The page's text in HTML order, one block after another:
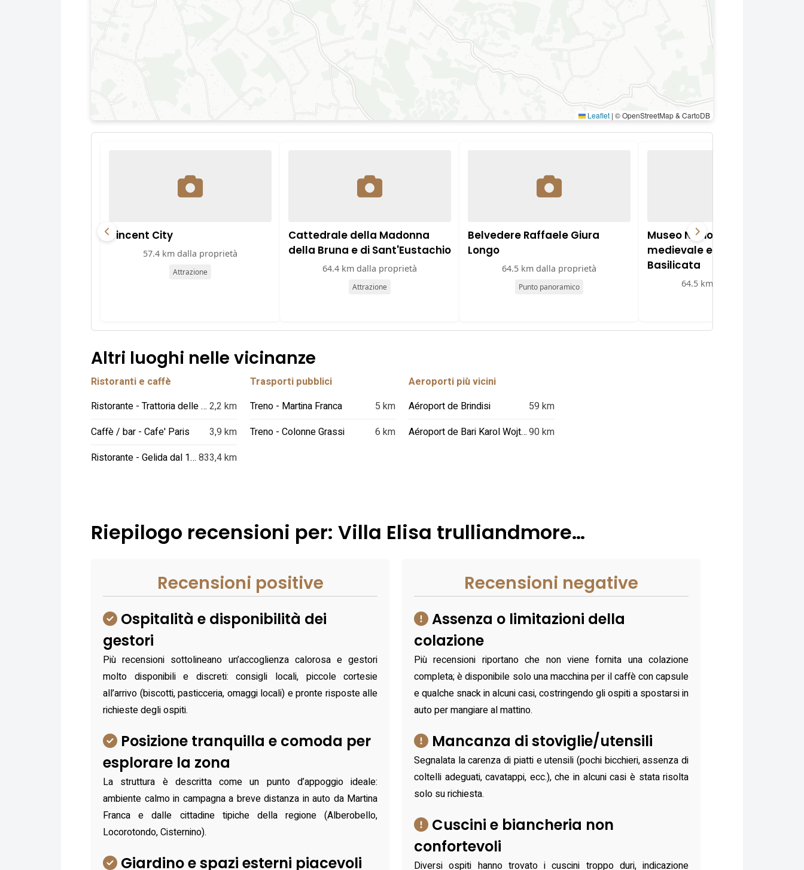
Leaflet | © OpenStreetMap & CartoDB
Vincent City
57.4 km dalla proprietà
Attrazione
Cattedrale della Madonna
della Bruna e di Sant'Eustachio
64.4 km dalla proprietà
Attrazione
Belvedere Raffaele Giura
Longo
64.5 km dalla proprietà
Punto panoramico
Museo Nazionale d'arte
medievale e moderna della
Basilicata
64.5 km dalla proprietà
Altri luoghi nelle vicinanze
Ristoranti e caffè
Ristorante - Trattoria delle Ruote 2,2 km
Caffè / bar - Cafe' Paris
3,9 km
Ristorante - Gelida dal 1983 833,4 km
Trasporti pubblici
Treno - Martina Franca
5 km
Treno - Colonne Grassi
6 km
Aeroporti più vicini
Aéroport de Brindisi
59 km
Aéroport de Bari Karol Wojtyla90 km
Riepilogo recensioni per: Villa Elisa trulliandmore…
Recensioni positive
Ospitalità e disponibilità dei
gestori
Più recensioni sottolineano un’accoglienza calorosa e gestori
molto disponibili e discreti: consigli locali, piccole cortesie
all’arrivo (biscotti, pasticceria, omaggi locali) e pronte risposte alle
richieste degli ospiti.
Posizione tranquilla e comoda per
esplorare la zona
La struttura è descritta come un punto d’appoggio ideale:
ambiente calmo in campagna a breve distanza in auto da Martina
Franca e dalle cittadine tipiche della regione (Alberobello,
Locorotondo, Cisternino).
Giardino e spazi esterni piacevoli
Recensioni negative
Assenza o limitazioni della
colazione
Più recensioni riportano che non viene fornita una colazione
completa; è disponibile solo una macchina per il caffè con capsule
e qualche snack in alcuni casi, costringendo gli ospiti a spostarsi in
auto per mangiare al mattino.
Mancanza di stoviglie/utensili
Segnalata la carenza di piatti e utensili (pochi bicchieri, assenza di
coltelli adeguati, cavatappi, ecc.), che in alcuni casi è stata risolta
solo su richiesta.
Cuscini e biancheria non
confortevoli
Diversi ospiti hanno trovato i cuscini troppo duri, indicazione